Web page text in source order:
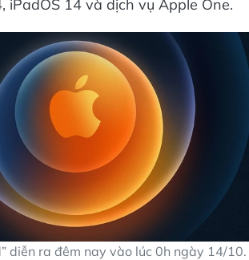
iPadOS 14 và dịch vụ Apple One.
diễn ra đêm nay vào lúc 0h ngày 14/10.